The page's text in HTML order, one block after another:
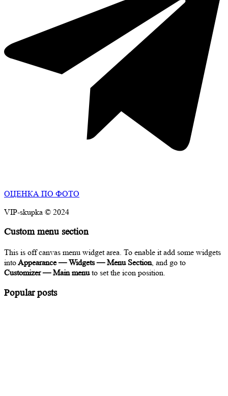
ОЦЕНКА ПО ФОТО
VIP-skupka © 2024
Custom menu section
This is off canvas menu widget area. To enable it add some widgets
intoAppearance — Widgets — Menu Section, and go to
Customizer — Main menuto set the icon position.
Popular posts